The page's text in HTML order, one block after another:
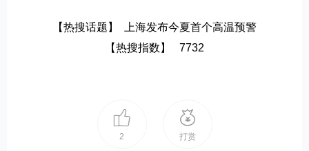
【热搜话题】  上海发布今夏首个高温预警
【热搜指数】   7732
2 打赏